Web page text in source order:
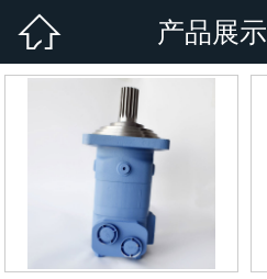
 产品展示